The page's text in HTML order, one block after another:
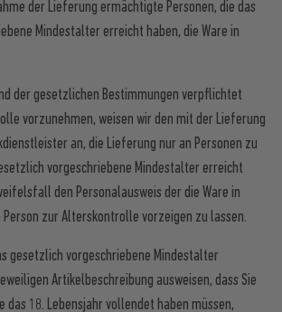
der Lieferung ermächtigte Personen, die das
Mindestalter erreicht haben, die Ware in
der gesetzlichen Bestimmungen verpflichtet
vorzunehmen, weisen wir den mit der Lieferung
an, die Lieferung nur an Personen zu
vorgeschriebene Mindestalter erreicht
den Personalausweis der die Ware in
Person zur Alterskontrolle vorzeigen zu lassen.
gesetzlich vorgeschriebene Mindestalter
Artikelbeschreibung ausweisen, dass Sie
das 18. Lebensjahr vollendet haben müssen,